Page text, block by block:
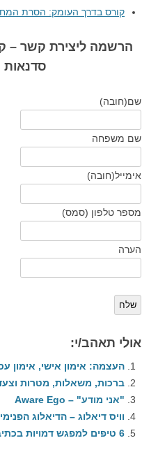
קורס בדרך העומק: הסרת
הרשמה ליצירת קשר –
סדנאות
שם(חובה)
שם משפחה
אימייל(חובה)
מספר טלפון (סמס)
הערה
שלח
אולי תאהב/י:
העצמה: אימון אישי, אימון
ברכות, משאלות, מטרות
"אני מודע" – Aware Ego
וויס דיאלוג – הדיאלוג הפנימי
6 טיפים למפגש דמויות בכתיבה